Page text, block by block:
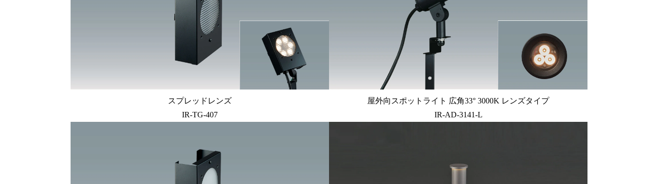
スプレッドレンズ
IR-TG-407
屋外向スポットライト 広角33° 3000K レンズタイプ
IR-AD-3141-L